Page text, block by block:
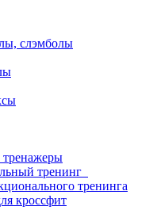
слэмболы
тренинг
тренинга
кроссфит